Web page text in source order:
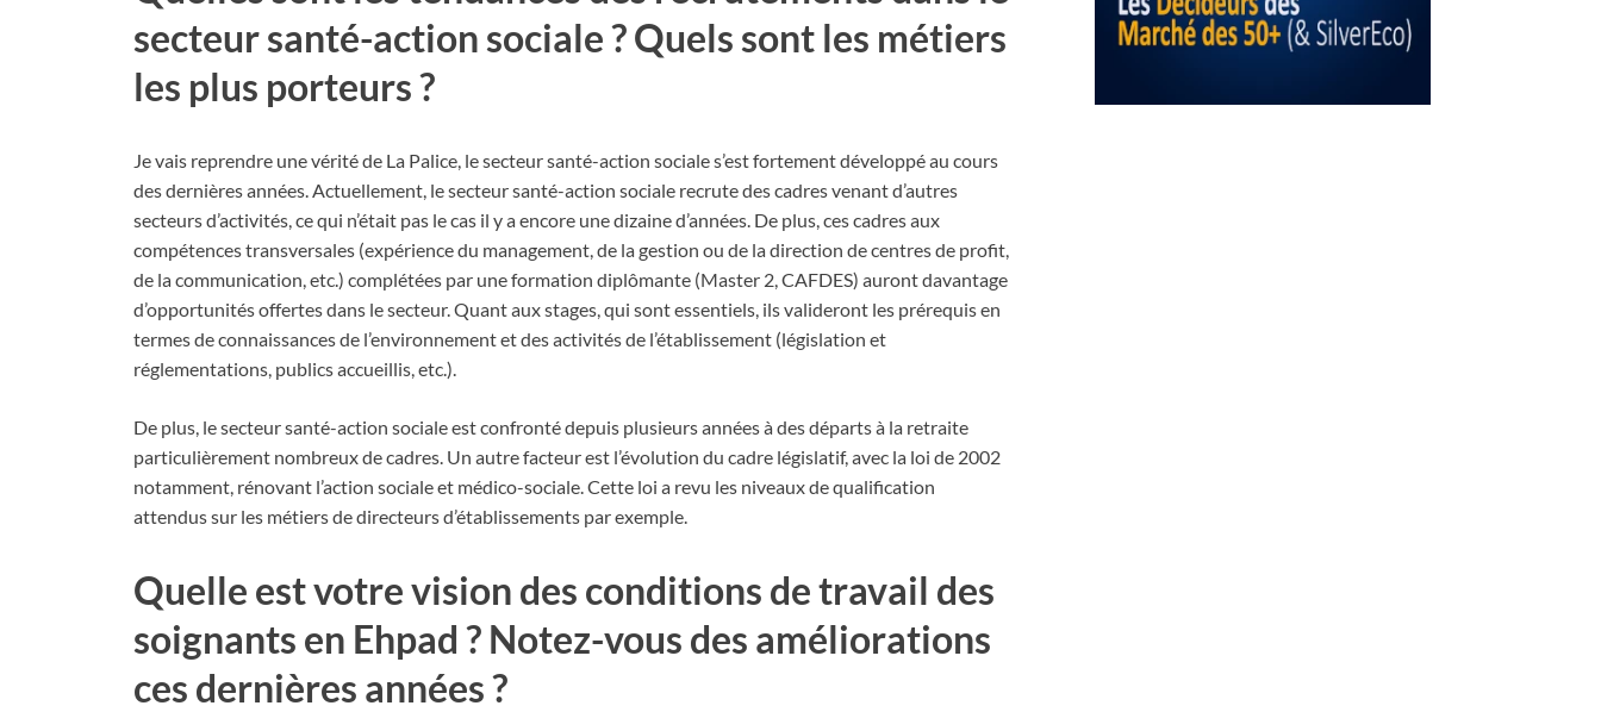
secteur santé-action sociale ? Quels sont les métiers
les plus porteurs ?
Je vais reprendre une vérité de La Palice, le secteur santé-action sociale s’est fortement développé au cours
des dernières années. Actuellement, le secteur santé-action sociale recrute des cadres venant d’autres
secteurs d’activités, ce qui n’était pas le cas il y a encore une dizaine d’années. De plus, ces cadres aux
compétences transversales (expérience du management, de la gestion ou de la direction de centres de profit,
de la communication, etc.) complétées par une formation diplômante (Master 2, CAFDES) auront davantage
d’opportunités offertes dans le secteur. Quant aux stages, qui sont essentiels, ils valideront les prérequis en
termes de connaissances de l’environnement et des activités de l’établissement (législation et
réglementations, publics accueillis, etc.).
De plus, le secteur santé-action sociale est confronté depuis plusieurs années à des départs à la retraite
particulièrement nombreux de cadres. Un autre facteur est l’évolution du cadre législatif, avec la loi de 2002
notamment, rénovant l’action sociale et médico-sociale. Cette loi a revu les niveaux de qualification
attendus sur les métiers de directeurs d’établissements par exemple.
Quelle est votre vision des conditions de travail des
soignants en Ehpad ? Notez-vous des améliorations
ces dernières années ?